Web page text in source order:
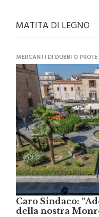
MATITA DI LEGNO
MERCANTI DI DUBBI O
Caro Sindaco:
della nostra